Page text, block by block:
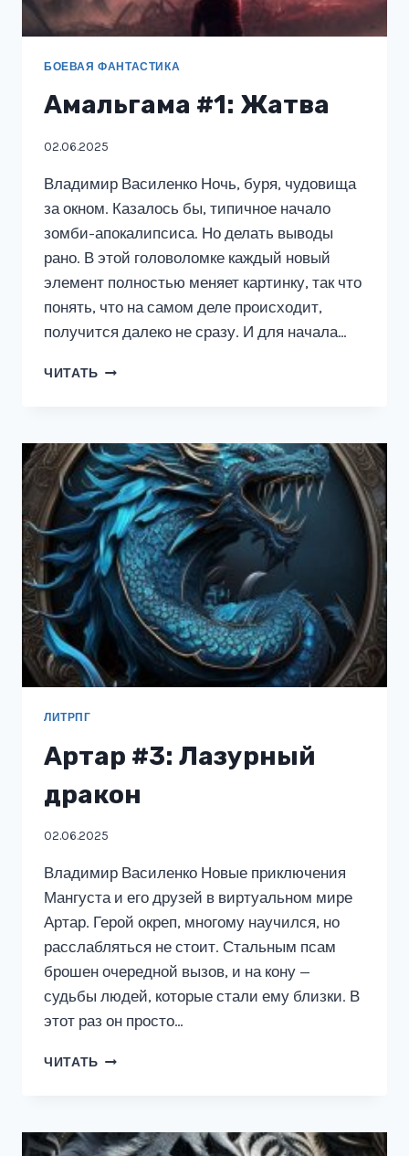
БОЕВАЯ ФАНТАСТИКА
Амальгама #1: Жатва
02.06.2025
Владимир Василенко Ночь, буря, чудовища
за окном. Казалось бы, типичное начало
зомби-апокалипсиса. Но делать выводы
рано. В этой головоломке каждый новый
элемент полностью меняет картинку, так что
понять, что на самом деле происходит,
получится далеко не сразу. И для начала…
ЧИТАТЬ АМАЛЬГАМА
ЛИТРПГ
Артар #3: Лазурный
дракон
02.06.2025
Владимир Василенко Новые приключения
Мангуста и его друзей в виртуальном мире
Артар. Герой окреп, многому научился, но
расслабляться не стоит. Стальным псам
брошен очередной вызов, и на кону —
судьбы людей, которые стали ему близки. В
этот раз он просто…
ЧИТАТЬ АРТАР